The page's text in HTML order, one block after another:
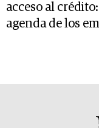
acceso al
agenda de los